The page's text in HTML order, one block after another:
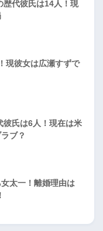
歴代彼氏は14人！現
現彼女は広瀬すずで
彼氏は6人！現在は米
ブ？
太一！離婚理由は